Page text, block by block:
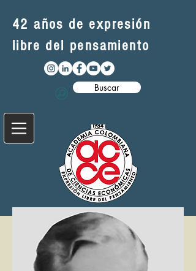
42 años de expresión
libre del pensamiento
Buscar